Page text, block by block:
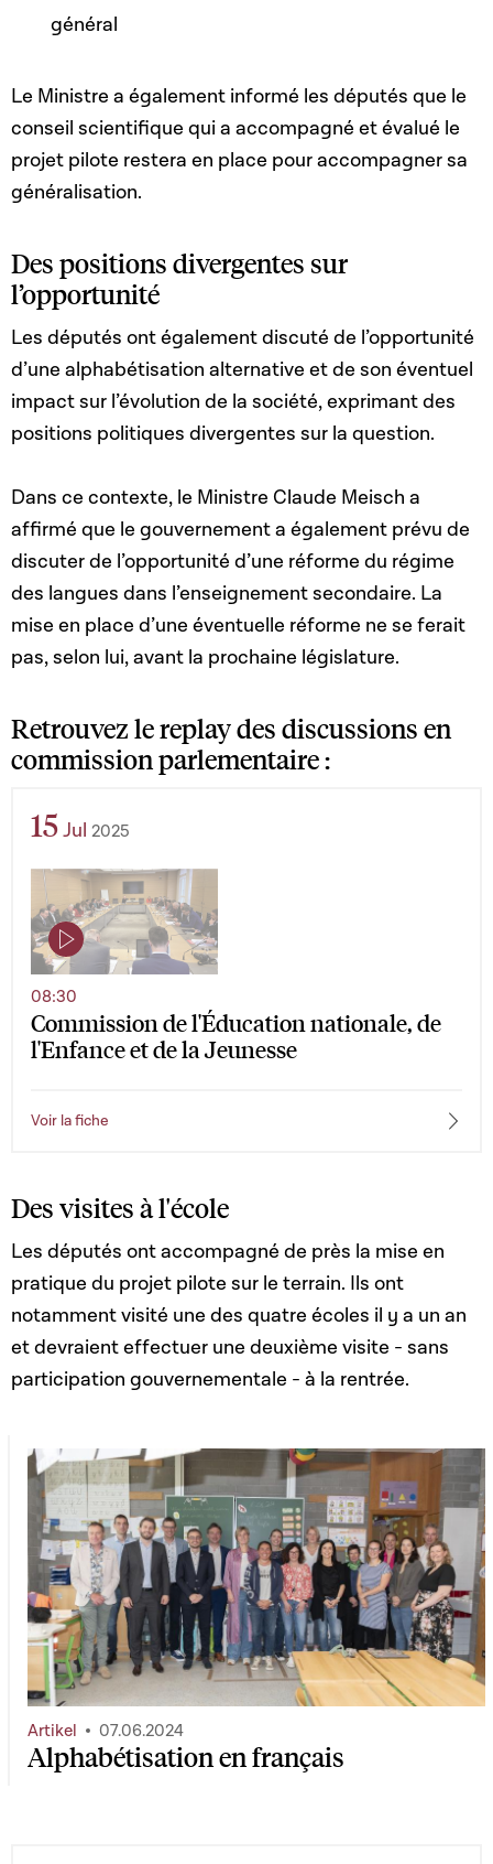
général
Le Ministre a également informé les députés que le
conseil scientifique qui a accompagné et évalué le
projet pilote restera en place pour accompagner sa
généralisation.
Des positions divergentes sur
l’opportunité
Les députés ont également discuté de l’opportunité
d’une alphabétisation alternative et de son éventuel
impact sur l’évolution de la société, exprimant des
positions politiques divergentes sur la question.
Dans ce contexte, le Ministre Claude Meisch a
affirmé que le gouvernement a également prévu de
discuter de l’opportunité d’une réforme du régime
des langues dans l’enseignement secondaire. La
mise en place d’une éventuelle réforme ne se ferait
pas, selon lui, avant la prochaine législature.
Retrouvez le replay des discussions en
commission parlementaire :
15Jul 2025
Commission de l'Éducation nationale, de
l'Enfance et de la Jeunesse
08:30
Voir la fiche
Des visites à l'école
Les députés ont accompagné de près la mise en
pratique du projet pilote sur le terrain. Ils ont
notamment visité une des quatre écoles il y a un an
et devraient effectuer une deuxième visite - sans
participation gouvernementale - à la rentrée.
Alphabétisation en français
Artikel 07.06.2024